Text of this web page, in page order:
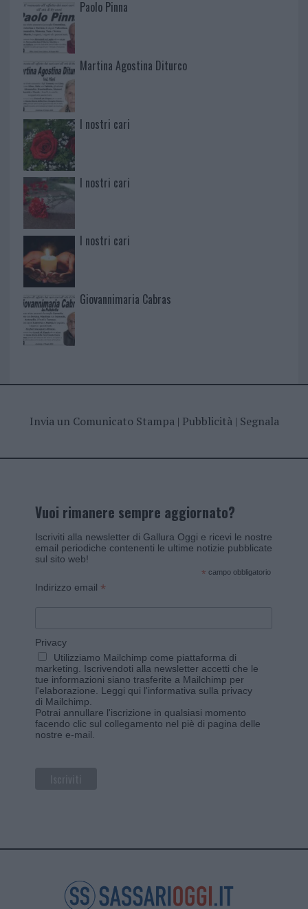
Paolo Pinna
Martina Agostina Diturco
I nostri cari
I nostri cari
I nostri cari
Giovannimaria Cabras
Invia un Comunicato Stampa| Pubblicità| Segnala
Vuoi rimanere sempre aggiornato?
Iscriviti alla newsletter di Gallura Oggi e ricevi le nostre
email periodiche contenenti le ultime notizie pubblicate
sul sito web!
* campo obbligatorio
Indirizzo email *
Privacy
Utilizziamo Mailchimp come piattaforma di
marketing. Iscrivendoti alla newsletter accetti che le
tue informazioni siano trasferite a Mailchimp per
l'elaborazione. Leggi qui l'informativa sulla privacy
di Mailchimp
Potrai annullare l'iscrizione in qualsiasi momento
facendo clic sul collegamento nel piè di pagina delle
nostre e-mail.